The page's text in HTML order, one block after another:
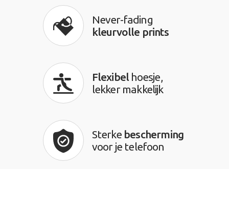
Never-fading
kleurvolle prints
Flexibelhoesje,
lekker makkelijk
Sterke bescherming
voor je telefoon